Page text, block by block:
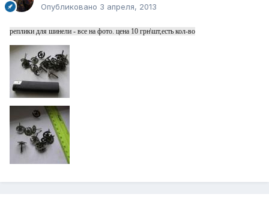
Опубликовано 3 апреля, 2013
реплики для шинели - все на фото. цена 10 грн\шт,есть кол-во